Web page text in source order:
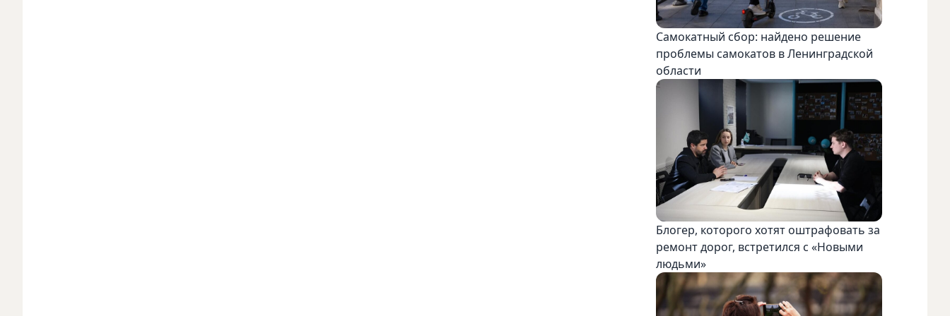
Самокатный сбор: найдено решение
проблемы самокатов в Ленинградской
области
Блогер, которого хотят оштрафовать за
ремонт дорог, встретился с «Новыми
людьми»